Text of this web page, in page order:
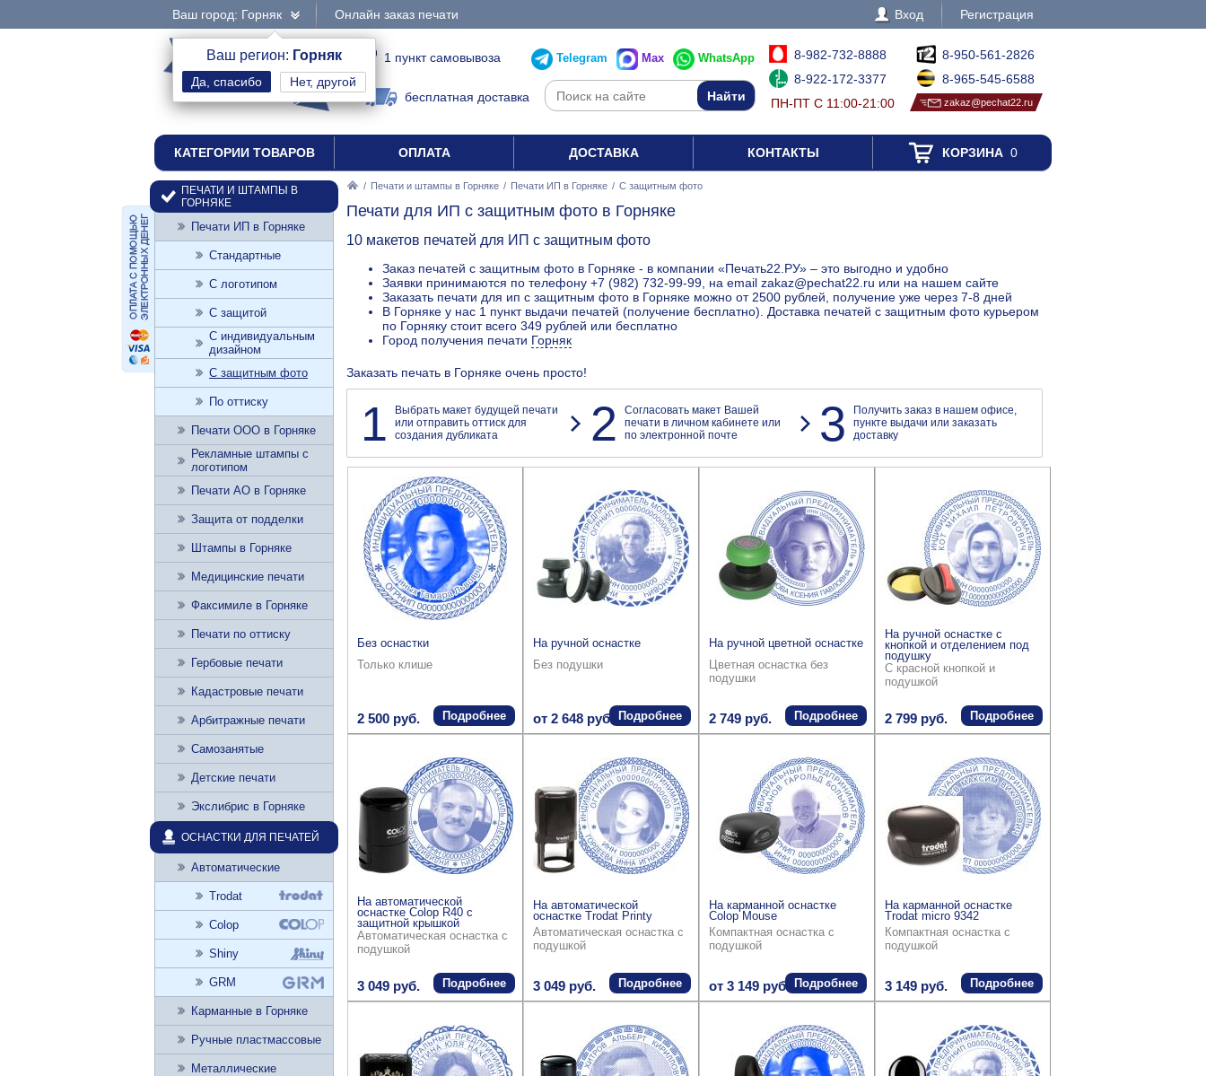
Ваш город: Горняк
Ваш регион: Горняк
Нет, другой
Онлайн заказ печати Вход Регистрация
интернет-магазин
1 пункт самовывоза
бесплатная доставка
Telegram Max WhatsApp
8-982-732-8888
8-922-172-3377
ПН-ПТ С 11:00-21:00
8-950-561-2826
8-965-545-6588
zakaz@pechat22.ru
КАТЕГОРИИ ТОВАРОВ ОПЛАТА ДОСТАВКА КОНТАКТЫ КОРЗИНА0
/ Печати и штампы в Горняке / Печати ИП в Горняке / С защитным фото
Печати для ИП с защитным фото в Горняке
10 макетов печатей для ИП с защитным фото
Заказ печатей с защитным фото в Горняке - в компании «Печать22.РУ» – это выгодно и удобно
Заявки принимаются по телефону +7 (982) 732-99-99, на email zakaz@pechat22.ru или на нашем сайте
Заказать печати для ип с защитным фото в Горняке можно от 2500 рублей, получение уже через 7-8 дней
В Горняке у нас 1 пункт выдачи печатей (получение бесплатно). Доставка печатей с защитным фото курьером
по Горняку стоит всего 349 рублей или бесплатно
Город получения печати Горняк
Заказать печать в Горняке очень просто!
1
Выбрать макет будущей печати
или отправить оттиск для
создания дубликата
2
Согласовать макет Вашей
печати в личном кабинете или
по электронной почте
3
Получить заказ в нашем офисе,
пункте выдачи или заказать
доставку
Без оснастки
Только клише
2 500 руб. Подробнее
На ручной оснастке
Без подушки
от 2 648 руб. Подробнее
На ручной цветной оснастке
Цветная оснастка без
подушки
2 749 руб. Подробнее
На ручной оснастке с
кнопкой и отделением под
подушку
С красной кнопкой и
подушкой
2 799 руб. Подробнее
На автоматической
оснастке Colop R40 с
защитной крышкой
Автоматическая оснастка с
подушкой
3 049 руб. Подробнее
На автоматической
оснастке Trodat Printy
Автоматическая оснастка с
подушкой
3 049 руб. Подробнее
На карманной оснастке
Colop Mouse
Компактная оснастка с
подушкой
от 3 149 руб. Подробнее
На карманной оснастке
Trodat micro 9342
Компактная оснастка с
подушкой
3 149 руб. Подробнее
ПЕЧАТИ И ШТАМПЫ В
ГОРНЯКЕ
Печати ИП в Горняке
Стандартные
С логотипом
С защитой
С индивидуальным
дизайном
С защитным фото
По оттиску
Печати ООО в Горняке
Рекламные штампы с
логотипом
Печати АО в Горняке
Защита от подделки
Штампы в Горняке
Медицинские печати
Факсимиле в Горняке
Печати по оттиску
Гербовые печати
Кадастровые печати
Арбитражные печати
Самозанятые
Детские печати
Экслибрис в Горняке
ОСНАСТКИ ДЛЯ ПЕЧАТЕЙ
Автоматические
Trodat
Colop
Shiny
GRM
Карманные в Горняке
Ручные пластмассовые
Металлические